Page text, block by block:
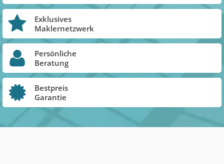
Exklusives
Maklernetzwerk
Persönliche
Beratung
Bestpreis
Garantie